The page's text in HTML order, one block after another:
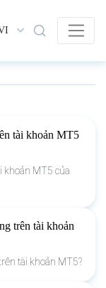
tài khoản MT5
khoản MT5 của
trên tài khoản
tài khoản MT5?